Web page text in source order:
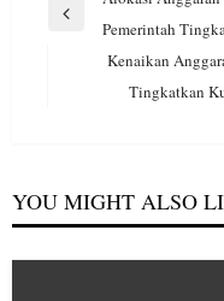
pos
PreviousPemerintah
Kenaikan
Tingkatkan
YOU MIGHT ALSO